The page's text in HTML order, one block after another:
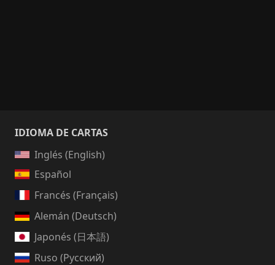
IDIOMA DE CARTAS
Inglés (English)
Español
Francés (Français)
Alemán (Deutsch)
Japonés (日本語)
Ruso (Русский)